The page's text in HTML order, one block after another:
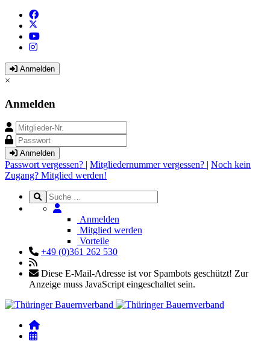
Anmelden
×
Anmelden
Anmelden
Passwort vergessen? | Mitgliedernummer vergessen? | Noch kein
Zugang? Mitglied werden!
Anmelden
Mitglied werden
Vorteile
+49 (0)361 262 530
Diese E-Mail-Adresse ist vor Spambots geschützt! Zur
Anzeige muss JavaScript eingeschaltet sein.